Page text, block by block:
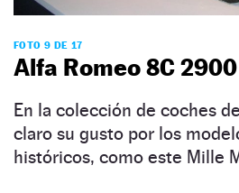
FOTO 9 DE 17
Alfa Romeo 8C
En la colección de coches
claro su gusto por los
históricos, como este Mille